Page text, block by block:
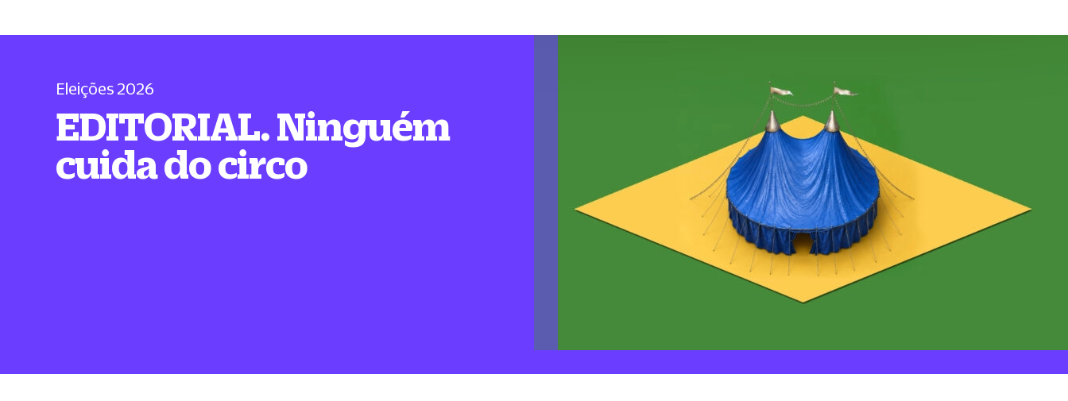
Eleições 2026
EDITORIAL. Ninguém
cuida do circo